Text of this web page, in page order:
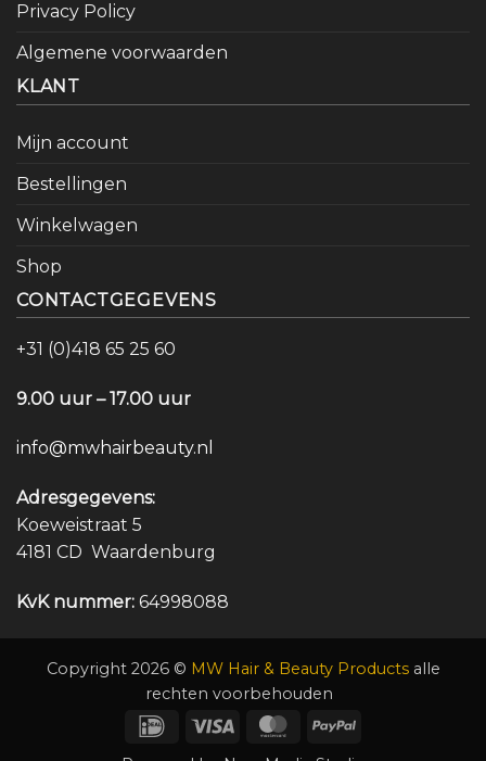
Privacy Policy
Algemene voorwaarden
KLANT
Mijn account
Bestellingen
Winkelwagen
Shop
CONTACTGEGEVENS
+31 (0)418 65 25 60
9.00 uur – 17.00 uur
info@mwhairbeauty.nl
Adresgegevens:
Koeweistraat 5
4181 CD Waardenburg
KvK nummer: 64998088
Copyright 2026 © MW Hair & Beauty Productsalle
rechten voorbehouden
IDeal
Visa MasterCardPayPal